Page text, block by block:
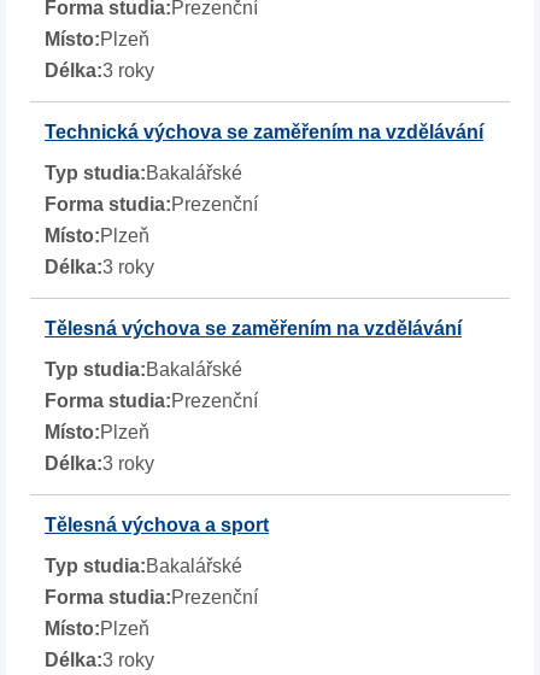
Prezenční
Plzeň
3 roky
Technická výchova se zaměřením na vzdělávání
Bakalářské
Prezenční
Plzeň
3 roky
Tělesná výchova se zaměřením na vzdělávání
Bakalářské
Prezenční
Plzeň
3 roky
Tělesná výchova a sport
Bakalářské
Prezenční
Plzeň
3 roky